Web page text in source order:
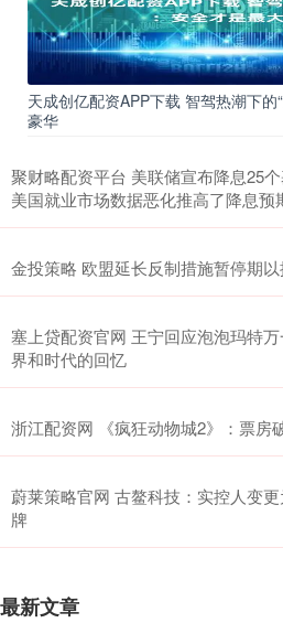
天成创亿配资APP下载 智驾热潮下的
豪华
聚财略配资平台 美联储宣布降息25
美国就业市场数据恶化推高了降息预
金投策略 欧盟延长反制措施暂停期
塞上贷配资官网 王宁回应泡泡玛特
界和时代的回忆
浙江配资网 《疯狂动物城2》：票房
蔚莱策略官网 古鳌科技：实控人变
牌
最新文章